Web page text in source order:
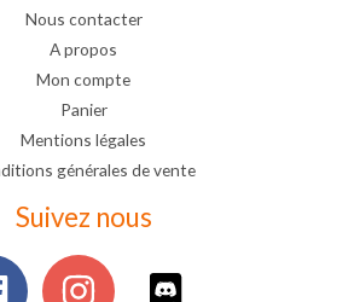
Nous contacter
A propos
Mon compte
Panier
Mentions légales
générales de vente
Suivez nous